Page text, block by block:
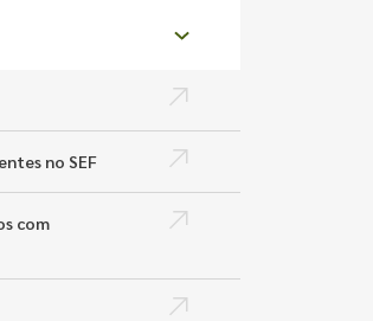
no SEF
com